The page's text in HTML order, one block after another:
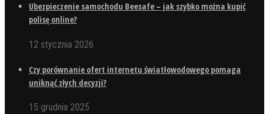
Ubezpieczenie samochodu Beesafe – jak szybko można kupić
polisę online?
12 stycznia 2026
Czy porównanie ofert internetu światłowodowego pomaga
uniknąć złych decyzji?
15 grudnia 2025